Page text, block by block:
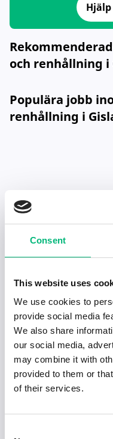
Consent
This website uses
We use cookies to
provide social media
We also share
our social media,
may combine it with
provided to them or
of their services.
och renhållning i
Populära jobb
renhållning i
Senaste
Visa fler artiklar